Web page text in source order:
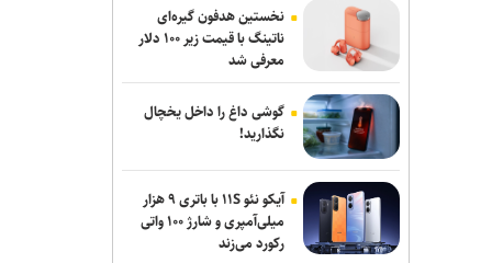
لزوم تعمیق همکاری‌های علمی و پژوهشی
عراق و ایران
دور هفتم مذاکرات لبنان و رژیم
صهیونیستی در رم بدون نتیجه پایان یافت
سردار موسوی: بسیجیان دریا دل کاشان به
وجود شما مباهات می‌کنیم
پنتاگون با افشای کمبود تسلیحات نشست
برگزار می‌کند
نخستین هدفون گیره‌ای
ناتینگ با قیمت زیر ۱۰۰ دلار
معرفی شد
گوشی داغ را داخل یخچال
نگذارید!
آیکو نئو ۱۱S با باتری ۹ هزار
میلی‌آمپری و شارژ ۱۰۰ واتی
رکورد می‌زند